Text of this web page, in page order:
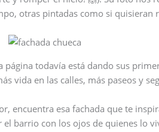
otras pintadas como si quisieran
todavía está dando sus
vida en las calles, más paseos y
encuentra esa fachada que te
barrio con los ojos de quienes lo